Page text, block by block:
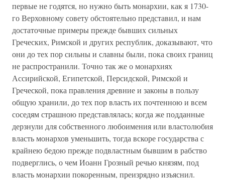
первые не годятся, но нужно быть монархии, как я 1730-
го Верховному совету обстоятельно представил, и нам
достаточные примеры прежде бывших сильных
Греческих, Римской и других республик, доказывают, что
они до тех пор сильны и славны были, пока своих границ
не распространили. Точно так же о монархиях
Ассирийской, Египетской, Персидской, Римской и
Греческой, пока правления древние и законы в пользу
общую хранили, до тех пор власть их почтенною и всем
соседям страшною представлялась; когда же подданные
дерзнули для собственного любоимения или властолюбия
власть монархов уменьшить, тогда вскоре государства с
крайнею бедою прежде подвластным бывшим в рабство
подверглись, о чем Иоанн Грозный речью князям, под
власть монархии покоренным, преизрядно изъяснил.